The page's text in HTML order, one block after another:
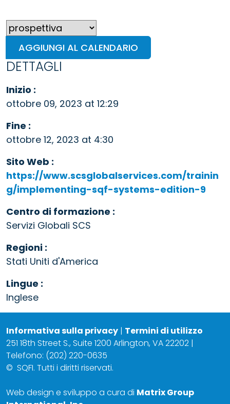
AGGIUNGI AL CALENDARIO
DETTAGLI
Inizio :
ottobre 09, 2023 at 12:29
Fine :
ottobre 12, 2023 at 4:30
Sito Web :
https://www.scsglobalservices.com/trainin
g/implementing-sqf-systems-edition-9
Centro di formazione :
Servizi Globali SCS
Regioni :
Stati Uniti d'America
Lingue :
Inglese
Informativa sulla privacy | Termini di utilizzo
251 18th Street S., Suite 1200 Arlington, VA 22202 |
Telefono: (202) 220-0635
© SQFI. Tutti i diritti riservati.
Web design e sviluppo a cura di Matrix Group